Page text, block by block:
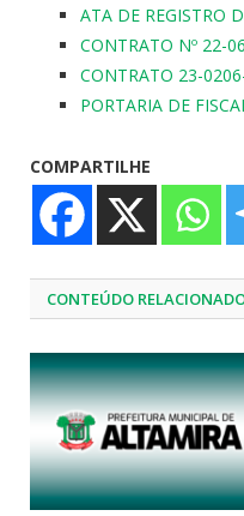
ATA DE REGISTRO
CONTRATO Nº 22-
CONTRATO 23-
PORTARIA DE
COMPARTILHE
CONTEÚDO